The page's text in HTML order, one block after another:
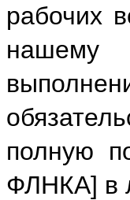
рабочих
нашему
полную
ФЛНКА] в